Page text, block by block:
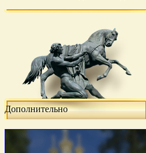
Дополнительно